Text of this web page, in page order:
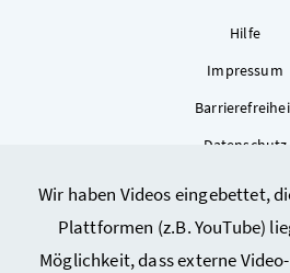
Wir haben Videos eingebettet,
Plattformen (z.B. YouTube)
Möglichkeit, dass externe
Hilfe
Impressum
Datenschutz
Sitemap
Cookie-